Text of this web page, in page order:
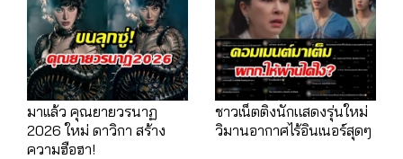
มาเเล้ว คุณยายวรนาฏ
2026 ใหม่ ดาวิกา สร้าง
ความฮือฮา!
ชาวเน็ตติงนักแสดงรุ่นใหม่
วิมานอากาศไร้อินเนอร์สุดๆ